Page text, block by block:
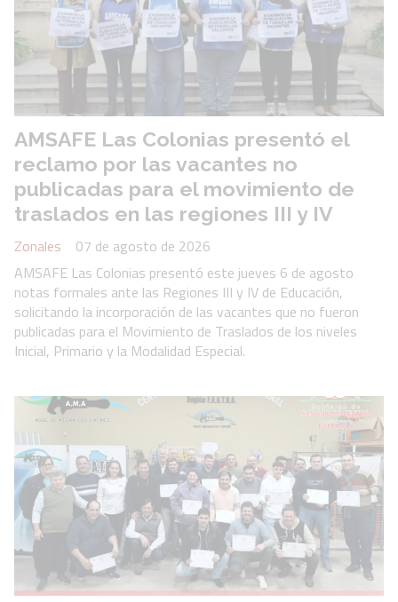
AMSAFE Las Colonias presentó el
reclamo por las vacantes no
publicadas para el movimiento de
traslados en las regiones III y IV
Zonales
07 de agosto de 2026
AMSAFE Las Colonias presentó este jueves 6 de agosto
notas formales ante las Regiones III y IV de Educación,
solicitando la incorporación de las vacantes que no fueron
publicadas para el Movimiento de Traslados de los niveles
Inicial, Primario y la Modalidad Especial.